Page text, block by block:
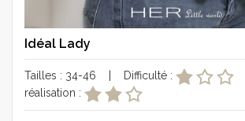
Idéal Lady
Tailles : 34-46 | Difficulté :
réalisation :